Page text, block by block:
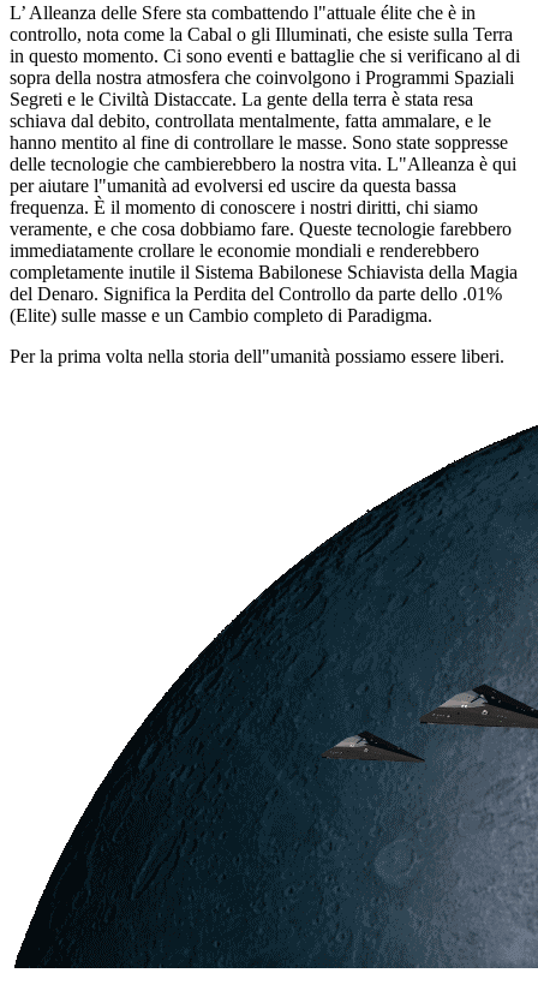
L’ Alleanza delle Sfere sta combattendo l"attuale élite che è in
controllo, nota come la Cabal o gli Illuminati, che esiste sulla Terra
in questo momento. Ci sono eventi e battaglie che si verificano al di
sopra della nostra atmosfera che coinvolgono i Programmi Spaziali
Segreti e le Civiltà Distaccate. La gente della terra è stata resa
schiava dal debito, controllata mentalmente, fatta ammalare, e le
hanno mentito al fine di controllare le masse. Sono state soppresse
delle tecnologie che cambierebbero la nostra vita. L"Alleanza è qui
per aiutare l"umanità ad evolversi ed uscire da questa bassa
frequenza. È il momento di conoscere i nostri diritti, chi siamo
veramente, e che cosa dobbiamo fare. Queste tecnologie farebbero
immediatamente crollare le economie mondiali e renderebbero
completamente inutile il Sistema Babilonese Schiavista della Magia
del Denaro. Significa la Perdita del Controllo da parte dello .01%
(Elite) sulle masse e un Cambio completo di Paradigma.
Per la prima volta nella storia dell"umanità possiamo essere liberi.